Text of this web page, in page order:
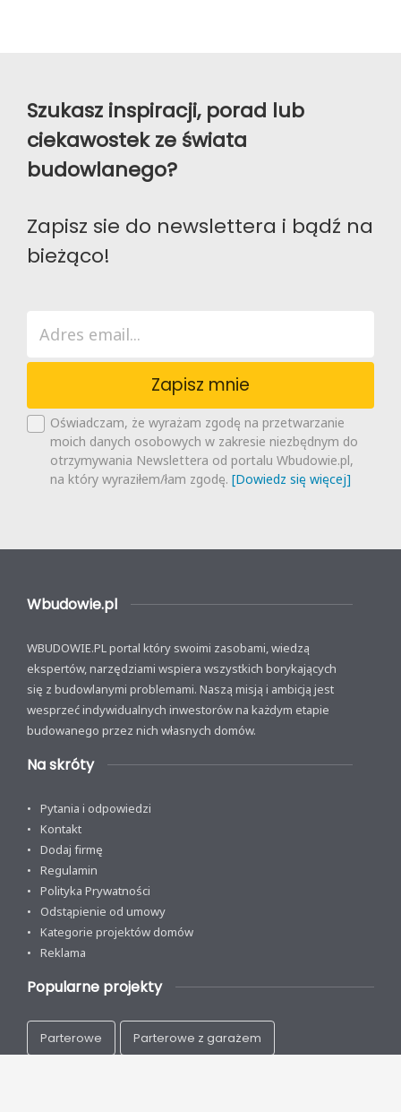
Szukasz inspiracji, porad lub
ciekawostek ze świata
budowlanego?
Zapisz sie do newslettera i bądź na
bieżąco!
Zapisz mnie
Oświadczam, że wyrażam zgodę na przetwarzanie
moich danych osobowych w zakresie niezbędnym do
otrzymywania Newslettera od portalu Wbudowie.pl,
na który wyraziłem/łam zgodę. [Dowiedz się więcej]
Wbudowie.pl
WBUDOWIE.PL portal który swoimi zasobami, wiedzą
ekspertów, narzędziami wspiera wszystkich borykających
się z budowlanymi problemami. Naszą misją i ambicją jest
wesprzeć indywidualnych inwestorów na każdym etapie
budowanego przez nich własnych domów.
Na skróty
Pytania i odpowiedzi
Kontakt
Dodaj firmę
Regulamin
Polityka Prywatności
Odstąpienie od umowy
Kategorie projektów domów
Reklama
Popularne projekty
Parterowe Parterowe z garażem